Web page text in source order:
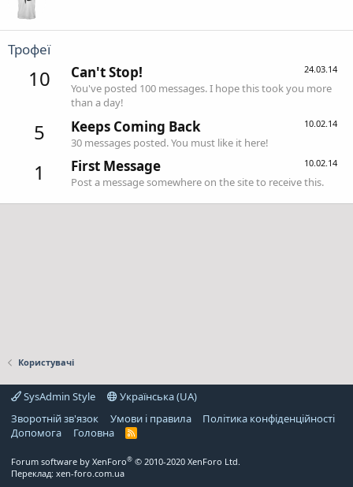
Трофеї
10 24.03.14
Can't Stop!
You've posted 100 messages. I hope this took you more
than a day!
5 10.02.14
Keeps Coming Back
30 messages posted. You must like it here!
1 10.02.14
First Message
Post a message somewhere on the site to receive this.
Користувачі
SysAdmin Style
Українська (UA)
Зворотній зв'язок
Умови і правила
Політика конфіденційності
Дoпoмoга
Головна
R
Forum software by XenForo® © 2010-2020 XenForo Ltd.
Переклад: xen-foro.com.ua